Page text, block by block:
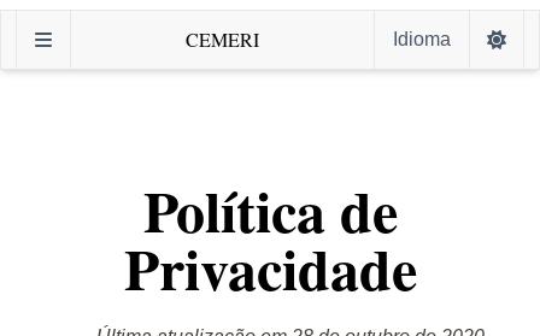
CEMERI Idioma
Política de
Privacidade